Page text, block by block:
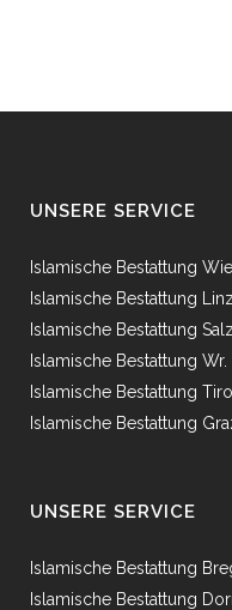
UNSERE SERVICE
Islamische Bestattung
Islamische Bestattung Linz
Islamische Bestattung
Islamische Bestattung Wr.
Islamische Bestattung Tirol
Islamische Bestattung
UNSERE SERVICE
Islamische Bestattung
Islamische Bestattung